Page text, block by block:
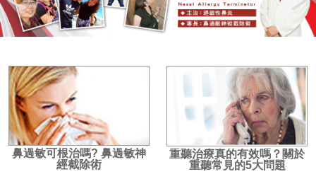
鼻過敏可根治嗎? 鼻過敏神
經截除術
重聽治療真的有效嗎？關於
重聽常見的5大問題